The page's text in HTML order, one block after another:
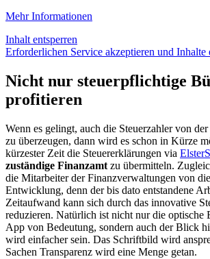
Mehr Informationen
Inhalt entsperren
Erforderlichen Service akzeptieren und Inhalte
Nicht nur steuerpflichtige
profitieren
Wenn es gelingt, auch die Steuerzahler von
zu überzeugen, dann wird es schon in Kürze
kürzester Zeit die Steuererklärungen via
zuständige Finanzamt zu übermitteln.
die Mitarbeiter der Finanzverwaltungen von
Entwicklung, denn der bis dato entstandene
Zeitaufwand kann sich durch das innovative
reduzieren. Natürlich ist nicht nur die optische
App von Bedeutung, sondern auch der Blick
wird einfacher sein. Das Schriftbild wird
Sachen Transparenz wird eine Menge getan.